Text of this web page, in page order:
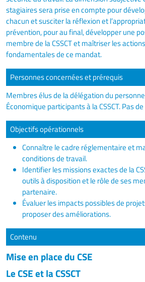
stagiaires sera prise en compte pour
chacun et susciter la réflexion et
prévention, pour au final, développer une
membre de la CSSCT et maîtriser les
fondamentales de ce mandat.
Personnes concernées et prérequis
Membres élus de la délégation du
Économique participants à la CSSCT. Pas
Objectifs opérationnels
Connaître le cadre réglementaire et
conditions de travail.
Identifier les missions exactes de la
outils à disposition et le rôle de ses
partenaire.
Évaluer les impacts possibles de
proposer des améliorations.
Contenu
Mise en place du CSE
Le CSE et la CSSCT